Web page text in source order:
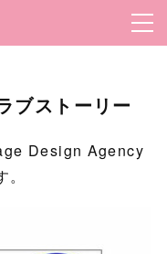
ブストーリー
Design Agency